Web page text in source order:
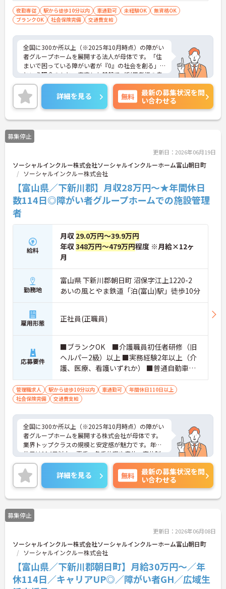
生活支援員、障害者支援員、就労支援員、
生活相談員等の経験歓迎
夜勤専従 駅から徒歩10分以内 車通勤可 未経験OK
無資格OK
ブランクOK
社会保険完備 交通費支給
全国に300か所以上（※2025年10月時点）の障がい
者グループホームを展開する法人が母体です。「住
まいで困っている障がい者が『0』の社会を創る」
という理念のもと、安定した基盤でご利用者様の自
立を支援しています。週1日からの勤務が可能で、W
ワークや扶養内での勤務も歓迎しており、ご自身の
ペースで働けます。20代から60代まで幅広い世代が
活躍中で、未経験や無資格の方でも安心してスター
トできるよう、先輩スタッフが丁寧にサポートしま
す。昇給の機会は年2回あり、頑張りが評価される環
境です。正社員登用制度や産休・育休制度も整って
られます。介護に挑戦したい方や、空いた時間を有
効活用したい方におすすめです。ご興味のある方は
詳細等をお伝えしますので、お気軽にお問い合わせ
ください。
詳細を見る 無料
最新の募集状況を問
い合わせる
募集停止
更新日：2026年06月19日
ソーシャルインクルー株式会社ソーシャルインクルーホーム富山朝日町
ソーシャルインクルー株式会社
【富山県／下新川郡】月収28万円～★年間休日
数114日◎障がい者グループホームでの施設管理
者
給料
月収 29.0万円～39.9万円
年収348万円～479万円程度 ※月給×12ヶ
月
勤務地
富山県 下新川郡朝日町 沼保字江上1220-2
あいの風とやま鉄道「泊(富山)駅」徒歩10分
雇用形態 正社員(正職員)
応募要件
■ブランクOK ■介護職員初任者研修（旧
ヘルパー2級）以上 ■実務経験2年以上（介
護、医療、看護いずれか） ■普通自動車運
転免許(AT限定可) ※管理業務に就かれて
いた方歓迎
管理職求人 駅から徒歩10分以内 車通勤可
年間休日110日以上
社会保険完備
交通費支給
全国に300か所以上（※2025年10月時点）の障がい
者グループホームを展開する株式会社が母体です。
業界トップクラスの規模と安定感が魅力です。年間
休日は114日以上、夏季・冬季休暇や産休・育休制
度もしっかり整っており、プライベートとの両立も
可能。これまでのご経験を活かし、新しいキャリア
を築きたい方、ぜひご応募ください。20代から60代
まで、幅広い年代の方が活躍できる職場です。ご興
味のある方は詳細等をお伝えしますので、お気軽に
お問い合わせください。
詳細を見る 無料
最新の募集状況を問
い合わせる
募集停止
更新日：2026年06月08日
ソーシャルインクルー株式会社ソーシャルインクルーホーム富山朝日町
ソーシャルインクルー株式会社
【富山県／下新川郡朝日町】月給30万円～／年
休114日／キャリアUP◎／障がい者GH／広域生